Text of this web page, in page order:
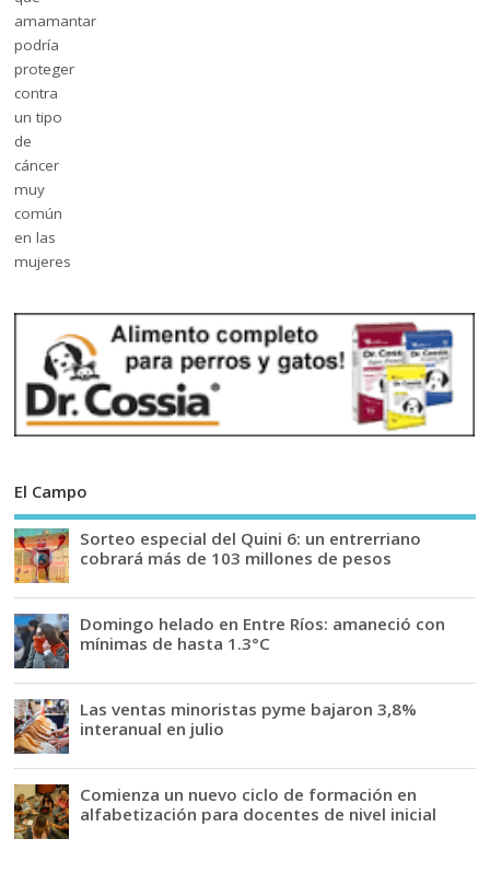
El Campo
Sorteo especial del Quini 6: un entrerriano
cobrará más de 103 millones de pesos
Domingo helado en Entre Ríos: amaneció con
mínimas de hasta 1.3°C
Las ventas minoristas pyme bajaron 3,8%
interanual en julio
Comienza un nuevo ciclo de formación en
alfabetización para docentes de nivel inicial